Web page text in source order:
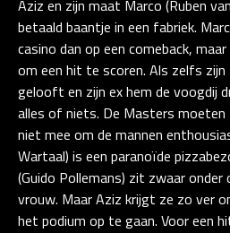
Aziz en zijn maat Marco (Ruben
betaald baantje in een fabriek.
casino dan op een comeback,
om een hit te scoren. Als zelfs
gelooft en zijn ex hem de voogdij
alles of niets. De Masters
niet mee om de mannen
Wartaal) is een paranoïde
(Guido Pollemans) zit zwaar onder
vrouw. Maar Aziz krijgt ze zo ver
het podium op te gaan. Voor een